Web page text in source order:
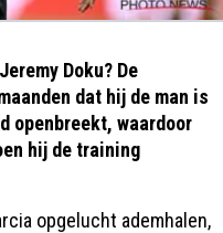
Doku? De
dat hij de man is
openbreekt, waardoor
hij de training
opgelucht ademhalen,